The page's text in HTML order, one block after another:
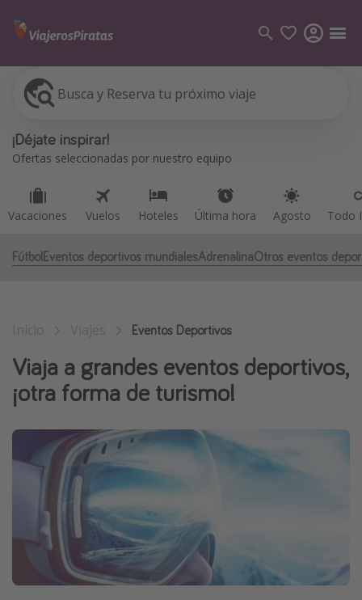
Busca y Reserva tu próximo viaje
¡Déjate inspirar!
Ofertas seleccionadas por nuestro equipo
Vacaciones Vuelos Hoteles Última hora Agosto Todo
Vacaciones
Vuelos
Viajes
Grecia
Marruecos
Islas Baleares
México
Tailandia
Maldivas
Albania
Inspiración para viajes
Camping
FútbolEventos deportivos mundialesAdrenalinaOtros eventos
Eventos Deportivos
Viaja a grandes eventos deportivos,
¡otra forma de turismo!